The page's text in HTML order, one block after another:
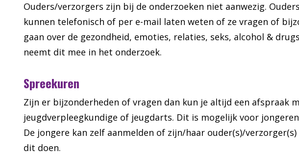
Ouders/verzorgers zijn bij de onderzoeken niet aanwezig.
kunnen telefonisch of per e-mail laten weten of ze vragen of
gaan over de gezondheid, emoties, relaties, seks, alcohol &
neemt dit mee in het onderzoek.
Spreekuren
Zijn er bijzonderheden of vragen dan kun je altijd een afspraak
jeugdverpleegkundige of jeugdarts. Dit is mogelijk voor
De jongere kan zelf aanmelden of zijn/haar ouder(s)/
dit doen.